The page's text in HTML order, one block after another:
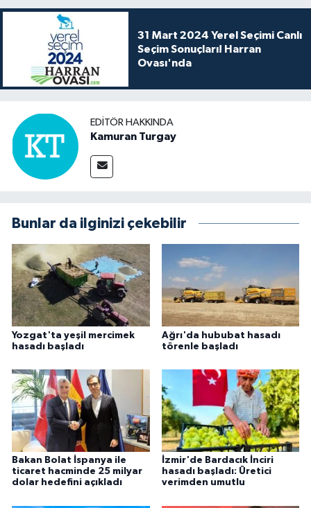
31 Mart 2024 Yerel Seçimi Canlı
Seçim Sonuçları! Harran
Ovası'nda
EDITÖR HAKKINDA
Kamuran Turgay
Bunlar da ilginizi çekebilir
Yozgat'ta yeşil mercimek
hasadı başladı
Ağrı'da hububat hasadı
törenle başladı
Bakan Bolat İspanya ile
ticaret hacminde 25 milyar
dolar hedefini açıkladı
İzmir'de Bardacık İnciri
hasadı başladı: Üretici
verimden umutlu